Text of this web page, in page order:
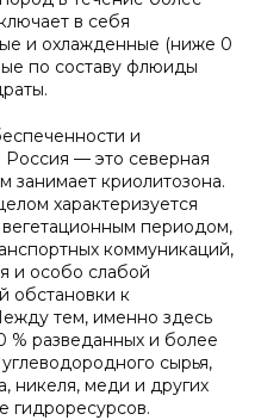
в себя
и охлажденные (ниже 0
по составу флюиды
и
Россия — это северная
занимает криолитозона.
характеризуется
периодом,
коммуникаций,
и особо слабой
обстановки к
тем, именно здесь
% разведанных и более
сырья,
никеля, меди и других
гидроресурсов.